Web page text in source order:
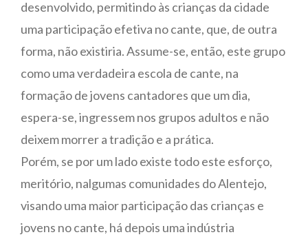
desenvolvido, permitindo às crianças da cidade
uma participação efetiva no cante, que, de outra
forma, não existiria. Assume-se, então, este grupo
como uma verdadeira escola de cante, na
formação de jovens cantadores que um dia,
espera-se, ingressem nos grupos adultos e não
deixem morrer a tradição e a prática.
Porém, se por um lado existe todo este esforço,
meritório, nalgumas comunidades do Alentejo,
visando uma maior participação das crianças e
jovens no cante, há depois uma indústria